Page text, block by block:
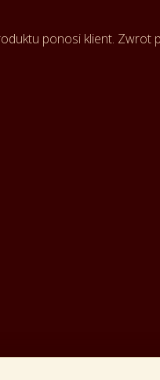
ponosi klient. Zwrot